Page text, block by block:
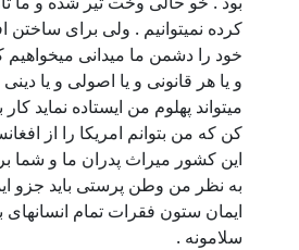
کرده نمیتوانیم . ولی برای ساختن
خود را دشمن ما میدانی میخواهیم
و یا هر قانونی و یا اصولی و یا
میتواند پهلوم من ایستاده نماید
کن که من بتوانم امریکا را از
این کشور میراث پدران ما و شما
به نظر من وطن پرستی باید جزو
ایمان ستون فقرات تمام
سلامونه .